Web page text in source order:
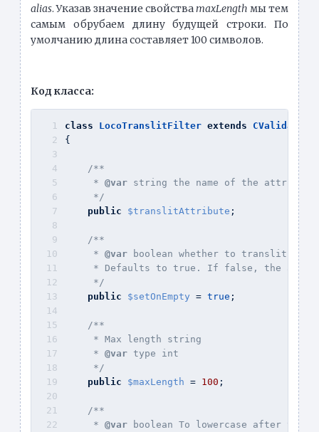
alias. Указав значение свойстваmaxLength мы тем
самым обрубаем длину будущей строки. По
умолчанию длина составляет 100 символов.
Код класса:
class LocoTranslitFilter extends
CValidator
{
/**
     *
@var string the name of the
     */
public
$translitAttribute ;
/**
     *
@var boolean whether to translit
* Defaults to true. If false, the
     */
public
$setOnEmpty = true ;
/**
     * Max length string
     *
@var type int
     */
public
$maxLength = 100 ;
/**
     *
@var boolean To lowercase after